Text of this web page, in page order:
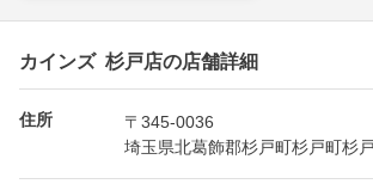
カインズ 杉戸店の店舗詳細
住所
〒345-0036
埼玉県北葛飾郡杉戸町杉戸町杉